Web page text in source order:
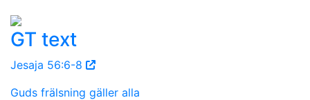
GT text
Jesaja 56:6-8
Guds frälsning gäller alla